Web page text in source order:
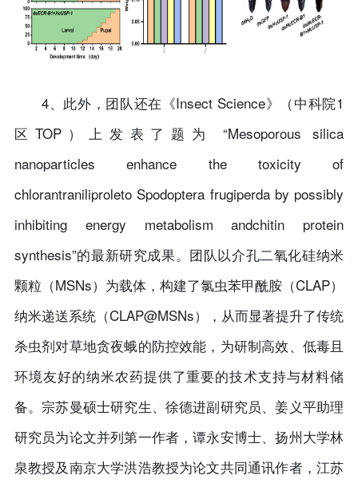
4、此外，团队还在《Insect Science》（中科院1
区TOP）上发表了题为 “Mesoporous silica
nanoparticles enhance the toxicity of
chlorantraniliproleto Spodoptera frugiperda by possibly
inhibiting energy metabolism andchitin protein
synthesis”的最新研究成果。团队以介孔二氧化硅纳米
颗粒（MSNs）为载体，构建了氯虫苯甲酰胺（CLAP）
纳米递送系统（CLAP@MSNs），从而显著提升了传统
杀虫剂对草地贪夜蛾的防控效能，为研制高效、低毒且
环境友好的纳米农药提供了重要的技术支持与材料储
备。宗苏曼硕士研究生、徐德进副研究员、姜义平助理
研究员为论文并列第一作者，谭永安博士、扬州大学林
泉教授及南京大学洪浩教授为论文共同通讯作者，江苏